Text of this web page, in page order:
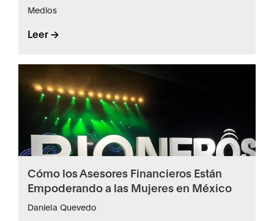
Medios
Leer ->
Cómo los Asesores Financieros Están
Empoderando a las Mujeres en México
Daniela Quevedo